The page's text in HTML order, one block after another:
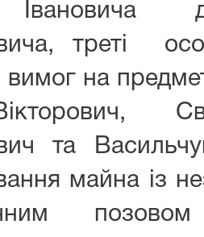
Івановича
треті
вимог на
та
майна із